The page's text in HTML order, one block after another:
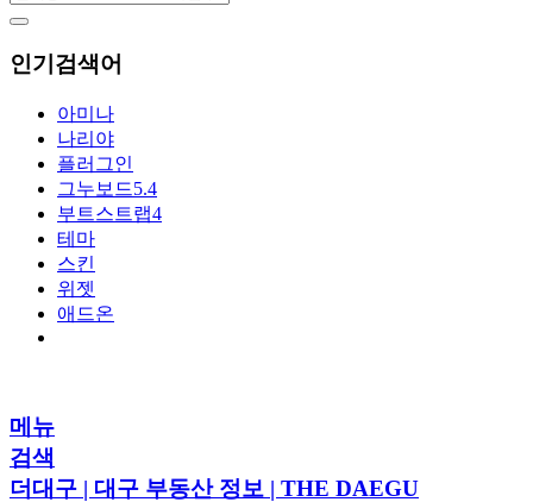
인기검색어
아미나
나리야
플러그인
그누보드5.4
부트스트랩4
테마
스킨
위젯
애드온
메뉴
검색
더대구 | 대구 부동산 정보 | THE DAEGU